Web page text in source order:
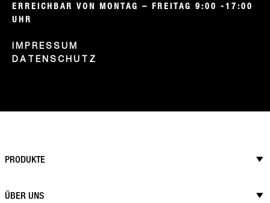
ERREICHBAR VON MONTAG – FREITAG 9:00 -17:00
UHR
IMPRESSUM
DATENSCHUTZ
PRODUKTE
ÜBER UNS